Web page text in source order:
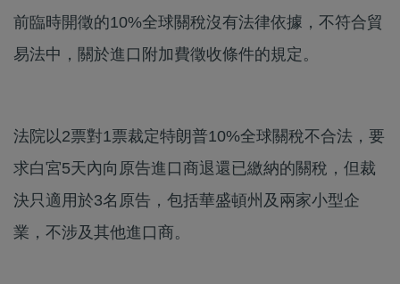
前臨時開徵的10%全球關稅沒有法律依據，不符合貿
易法中，關於進口附加費徵收條件的規定。
法院以2票對1票裁定特朗普10%全球關稅不合法，要
求白宮5天內向原告進口商退還已繳納的關稅，但裁
決只適用於3名原告，包括華盛頓州及兩家小型企
業，不涉及其他進口商。